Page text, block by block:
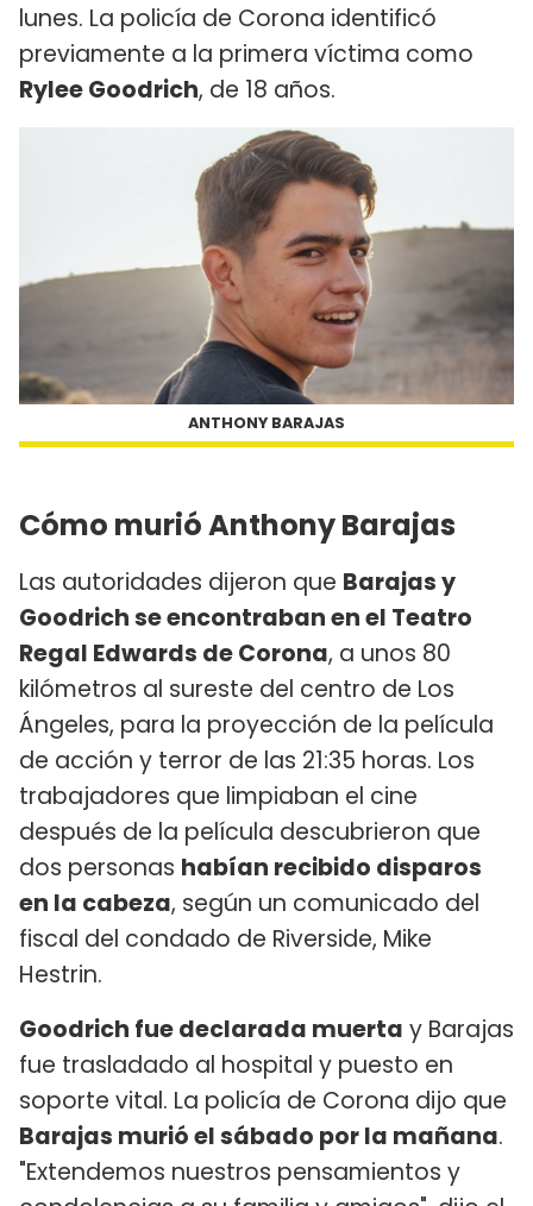
lunes. La policía de Corona identificó
previamente a la primera víctima como
Rylee Goodrich, de 18 años.
ANTHONY BARAJAS
Cómo murió Anthony Barajas
Las autoridades dijeron que Barajas y
Goodrich se encontraban en el Teatro
Regal Edwards de Corona, a unos 80
kilómetros al sureste del centro de Los
Ángeles, para la proyección de la película
de acción y terror de las 21:35 horas. Los
trabajadores que limpiaban el cine
después de la película descubrieron que
dos personas habían recibido disparos
en la cabeza, según un comunicado del
fiscal del condado de Riverside, Mike
Hestrin.
Goodrich fue declarada muerta y Barajas
fue trasladado al hospital y puesto en
soporte vital. La policía de Corona dijo que
Barajas murió el sábado por la mañana.
"Extendemos nuestros pensamientos y